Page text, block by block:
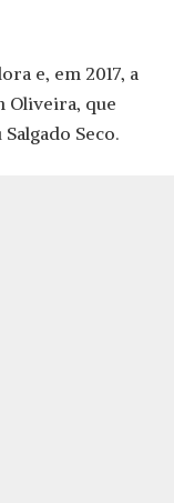
e, em 2017, a
Oliveira, que
Seco.